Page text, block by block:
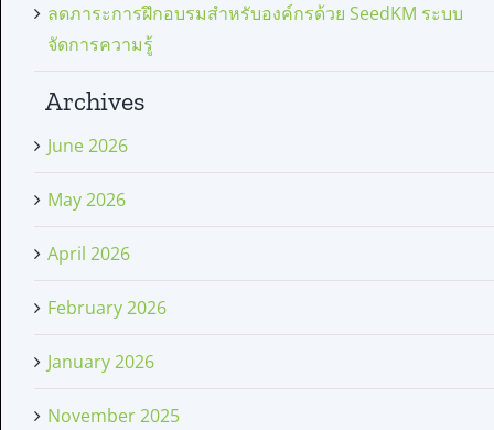
ลดภาระการฝึกอบรมสำหรับองค์กรด้วย SeedKM ระบบ
จัดการความรู้
Archives
June 2026
May 2026
April 2026
February 2026
January 2026
November 2025